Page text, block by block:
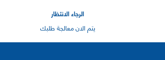
الرجاء الانتظار
يتم الان معالجة طلبك